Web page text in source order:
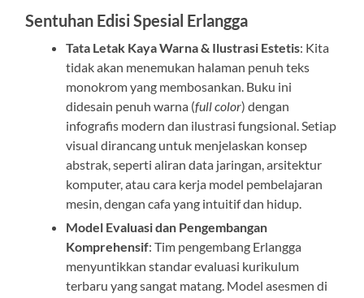
Sentuhan Edisi Spesial Erlangga
Tata Letak Kaya Warna & Ilustrasi Estetis: Kita
tidak akan menemukan halaman penuh teks
monokrom yang membosankan. Buku ini
didesain penuh warna (full color) dengan
infografis modern dan ilustrasi fungsional. Setiap
visual dirancang untuk menjelaskan konsep
abstrak, seperti aliran data jaringan, arsitektur
komputer, atau cara kerja model pembelajaran
mesin, dengan cafa yang intuitif dan hidup.
Model Evaluasi dan Pengembangan
Komprehensif: Tim pengembang Erlangga
menyuntikkan standar evaluasi kurikulum
terbaru yang sangat matang. Model asesmen di